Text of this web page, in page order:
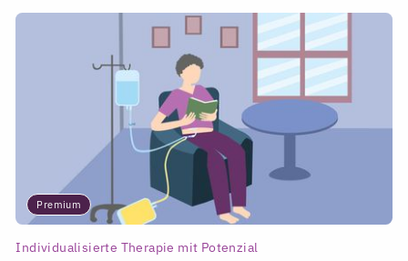
Premium
Individualisierte Therapie mit Potenzial